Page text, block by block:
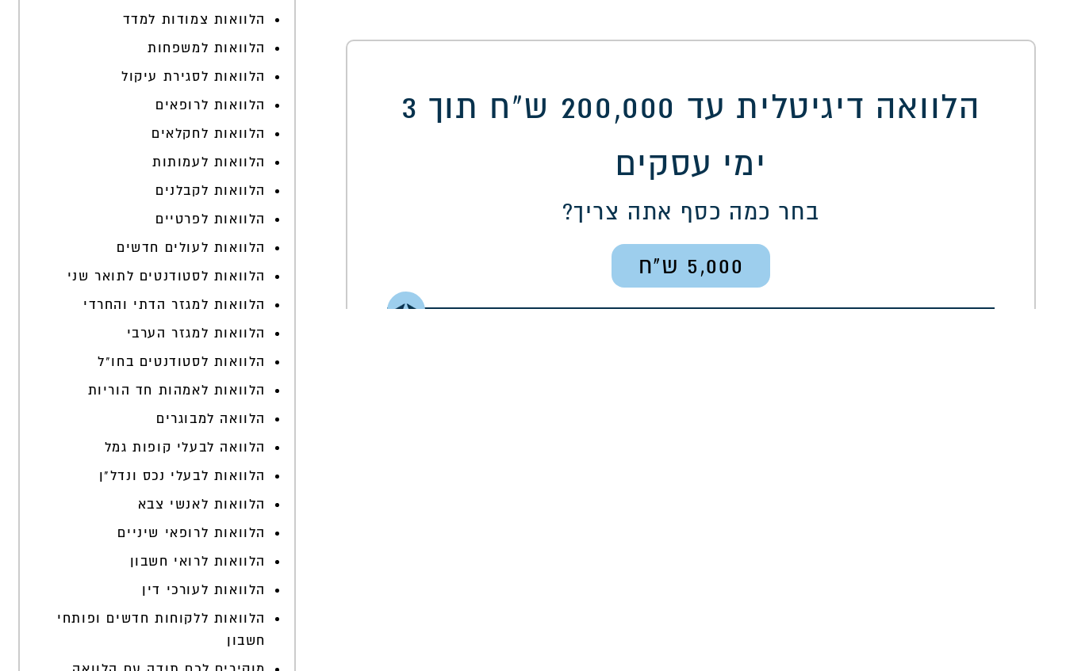
הלוואה דיגיטלית עד 200,000 ש"ח תוך 3
ימי עסקים
בחר כמה כסף אתה צריך?
5,000
הלוואות צמודות למדד
הלוואות למשפחות
הלוואות לסגירת עיקול
הלוואות לרופאים
הלוואות לחקלאים
הלוואות לעמותות
הלוואות לקבלנים
הלוואות לפרטיים
הלוואות לעולים חדשים
הלוואות לסטודנטים לתואר שני
הלוואות למגזר הדתי והחרדי
הלוואות למגזר הערבי
הלוואות לסטודנטים בחו"ל
הלוואות לאמהות חד הוריות
הלוואה למבוגרים
הלוואה לבעלי קופות גמל
הלוואות לבעלי נכס ונדל"ן
הלוואות לאנשי צבא
הלוואות לרופאי שיניים
הלוואות לרואי חשבון
הלוואות לעורכי דין
הלוואות ללקוחות חדשים ופותחי
חשבון